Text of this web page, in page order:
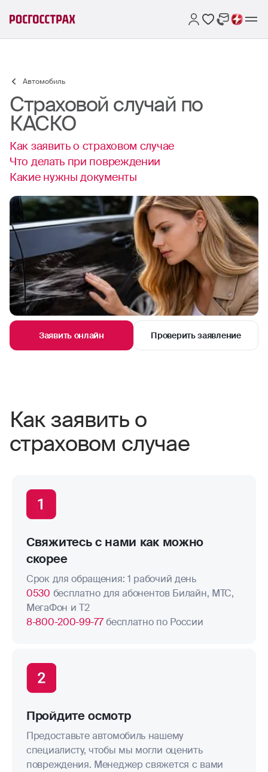
Автомобиль
Страховой случай по
КАСКО
Как заявить о страховом случае
Что делать при повреждении
Какие нужны документы
Заявить онлайн Проверить заявление
Как заявить о
страховом случае
Свяжитесь с нами как можно
скорее
Срок для обращения: 1 рабочий день
0530 бесплатно для абонентов Билайн, МТС,
МегаФон и Т2
8-800-200-99-77бесплатно по России
Пройдите осмотр
Предоставьте автомобиль нашему
специалисту, чтобы мы могли оценить
повреждения. Менеджер свяжется с вами